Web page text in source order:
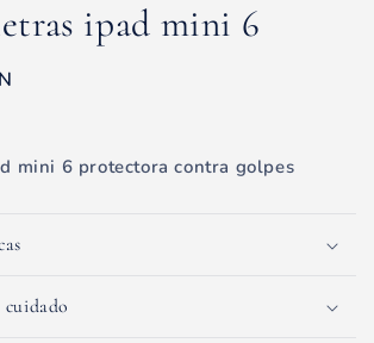
ipad mini 6
mini 6 protectora contra golpes